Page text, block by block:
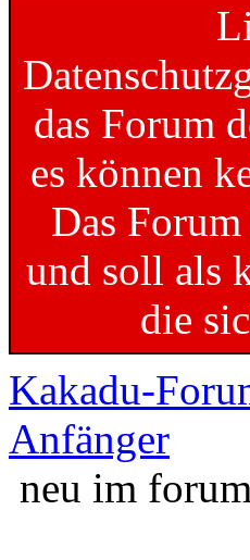
das Forum
es können
Das
und soll als
die
Kakadu-
Anfänger
neu im